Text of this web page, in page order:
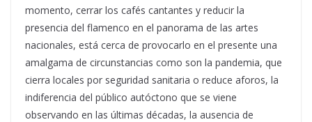
momento, cerrar los cafés cantantes y reducir la
presencia del flamenco en el panorama de las artes
nacionales, está cerca de provocarlo en el presente una
amalgama de circunstancias como son la pandemia, que
cierra locales por seguridad sanitaria o reduce aforos, la
indiferencia del público autóctono que se viene
observando en las últimas décadas, la ausencia de